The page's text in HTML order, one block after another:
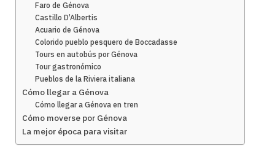
Faro de Génova
Castillo D’Albertis
Acuario de Génova
Colorido pueblo pesquero de Boccadasse
Tours en autobús por Génova
Tour gastronómico
Pueblos de la Riviera italiana
Cómo llegar a Génova
Cómo llegar a Génova en tren
Cómo moverse por Génova
La mejor época para visitar